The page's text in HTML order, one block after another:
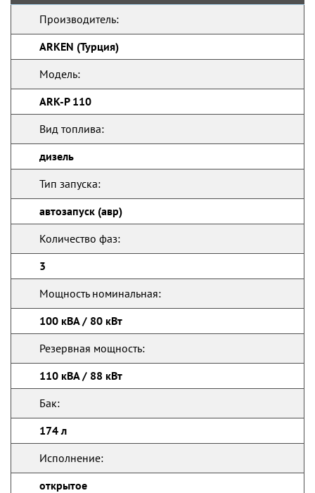
Производитель:
ARKEN (Турция)
Модель:
ARK-P 110
Вид топлива:
дизель
Тип запуска:
автозапуск (авр)
Количество фаз:
3
Мощность номинальная:
100 кВА / 80 кВт
Резервная мощность:
110 кВА / 88 кВт
Бак:
174 л
Исполнение:
открытое